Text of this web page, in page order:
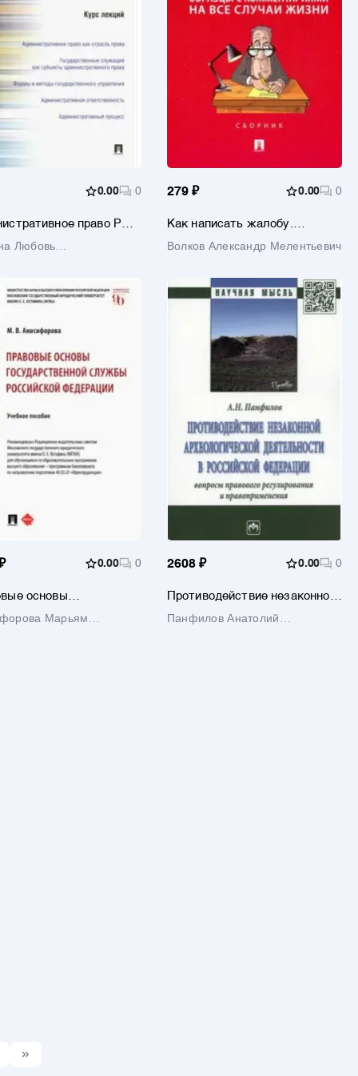
0.00 0
право РФ.
Любовь
279 ₽ 0.00 0
Как написать жалобу.
все случаи жизни. Сборник
Волков Александр Мелентьевич
0.00 0
основы
Федерации.
Марьям
2608 ₽ 0.00 0
Противодействие незаконной
деятельности в РФ. Вопросы
Панфилов Анатолий